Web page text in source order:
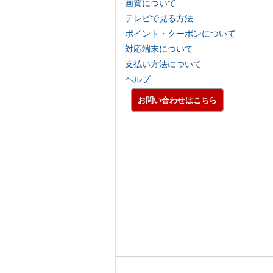
画質について
テレビで見る方法
ポイント・クーポンについて
対応端末について
支払い方法について
ヘルプ
お問い合わせはこちら